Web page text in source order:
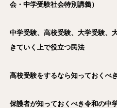
会・中学受験社会特別講義）
中学受験、高校受験、大学受験、
きていく上で役立つ民法
高校受験をするなら知っておくべ
保護者が知っておくべき令和の中